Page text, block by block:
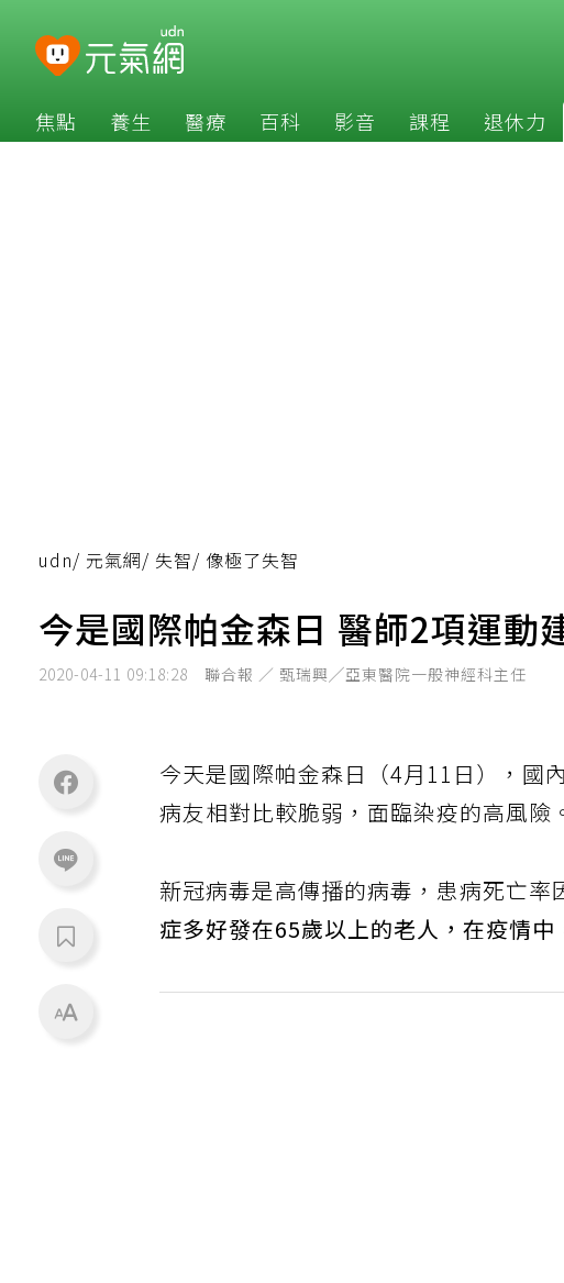
焦點 養生 醫療 百科 影音 課程 退休力
udn/ 元氣網/ 失智/ 像極了失智
今是國際帕金森日 醫師2項運動
2020-04-11 09:18:28 聯合報 ／ 甄瑞興╱亞東醫院一般神經科主任
今天是國際帕金森日（4月11日），國
病友相對比較脆弱，面臨染疫的高風險
新冠病毒是高傳播的病毒，患病死亡
症多好發在65歲以上的老人，在疫情中